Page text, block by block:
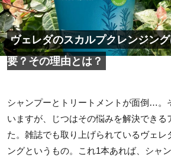
ヴェレダのスカルプクレンジン
要？その理由とは？
シャンプーとトリートメントが面倒…。
いますが、じつはその悩みを解決できる
た。雑誌でも取り上げられているヴェレ
ングというもの。これ1本あれば、シャ